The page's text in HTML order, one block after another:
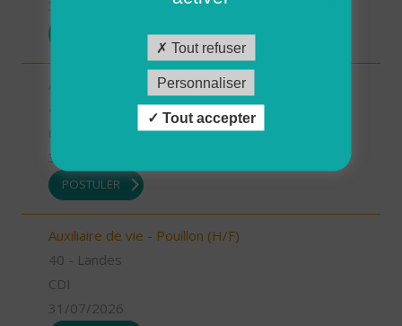
Auxiliaire de vie - Mugron (H/F)
31/07/2026
POSTULER
Auxiliaire de vie - Pouillon (H/F)
40 - Landes
CDI
31/07/2026
Tout refuser
Personnaliser
Tout accepter